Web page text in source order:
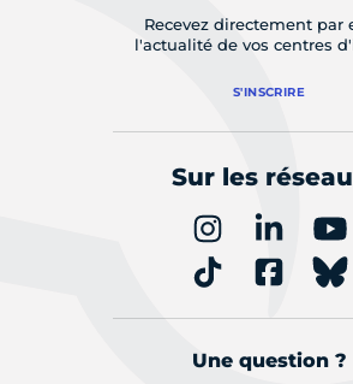
Recevez directement par
l'actualité de vos centres
S'INSCRIRE
Sur les
Une question ?